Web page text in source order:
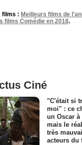
films : Meilleurs films de
films Comédie en 2018.
Ciné
"C'était si
moi" : ce
un Oscar à
mais le
très
acteurs du